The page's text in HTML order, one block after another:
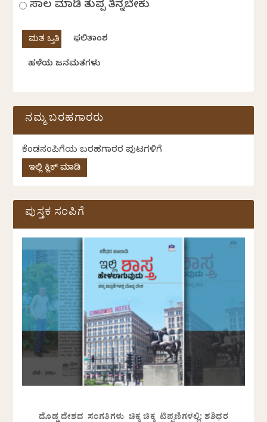
ಸಾಲ ಮಾಡಿ ತುಪ್ಪ ತಿನ್ನಬೇಕು
ಫಲಿತಾಂಶ
ಹಳೆಯ ಜನಮತಗಳು
ನಮ್ಮ ಬರಹಗಾರರು
ಕೆಂಡಸಂಪಿಗೆಯ ಬರಹಗಾರರ ಪುಟಗಳಿಗೆ
ಇಲ್ಲಿ ಕ್ಲಿಕ್ ಮಾಡಿ
ಪುಸ್ತಕ ಸಂಪಿಗೆ
ದೊಡ್ಡ ದೇಶದ ಸಂಗತಿಗಳು ಚಿಕ್ಕ ಚಿಕ್ಕ ಟಿಪ್ಪಣಿಗಳಲ್ಲಿ: ಶಶಿಧರ